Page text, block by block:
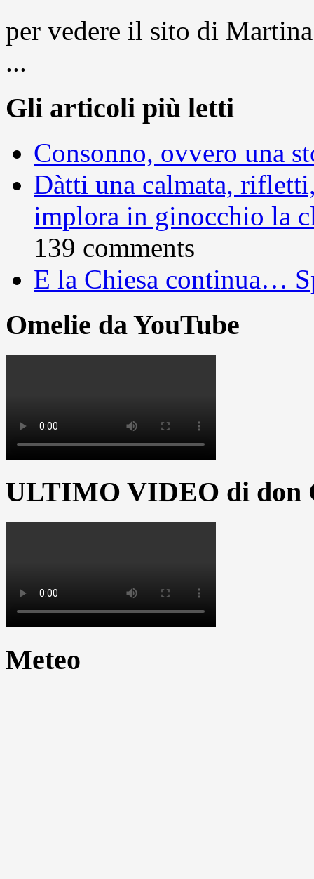
per vedere il sito di
...
Gli articoli più letti
Consonno, ovvero una
Dàtti una calmata,
implora in ginocchio la
139 comments
E la Chiesa continua…
Omelie da YouTube
ULTIMO VIDEO di don
Meteo